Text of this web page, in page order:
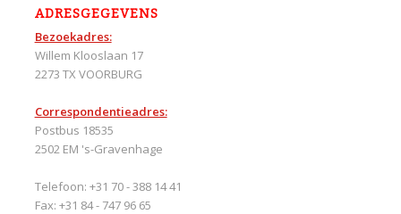
ADRESGEGEVENS
Bezoekadres:
Willem Klooslaan 17
2273 TX VOORBURG
Correspondentieadres:
Postbus 18535
2502 EM 's-Gravenhage
Telefoon: +31 70 - 388 14 41
Fax: +31 84 - 747 96 65